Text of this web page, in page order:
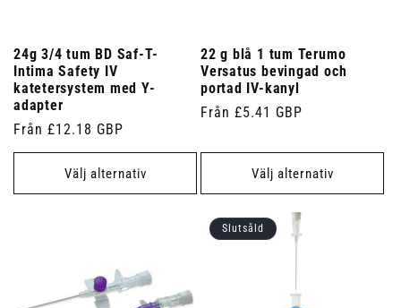
24g 3/4 tum BD Saf-T-
Intima Safety IV
katetersystem med Y-
adapter
Ordinarie
pris
Från £12.18 GBP
Välj alternativ
22 g blå 1 tum Terumo
Versatus bevingad och
portad IV-kanyl
Ordinarie
Från £5.41 GBP
Välj alternativ
Slutsåld